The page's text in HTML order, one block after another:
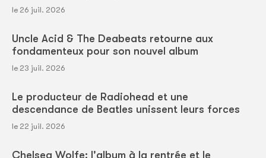
le 26 juil. 2026
Uncle Acid & The Deabeats retourne aux
fondamenteux pour son nouvel album
le 23 juil. 2026
Le producteur de Radiohead et une
descendance de Beatles unissent leurs forces
le 22 juil. 2026
Chelsea Wolfe: l'album à la rentrée et le